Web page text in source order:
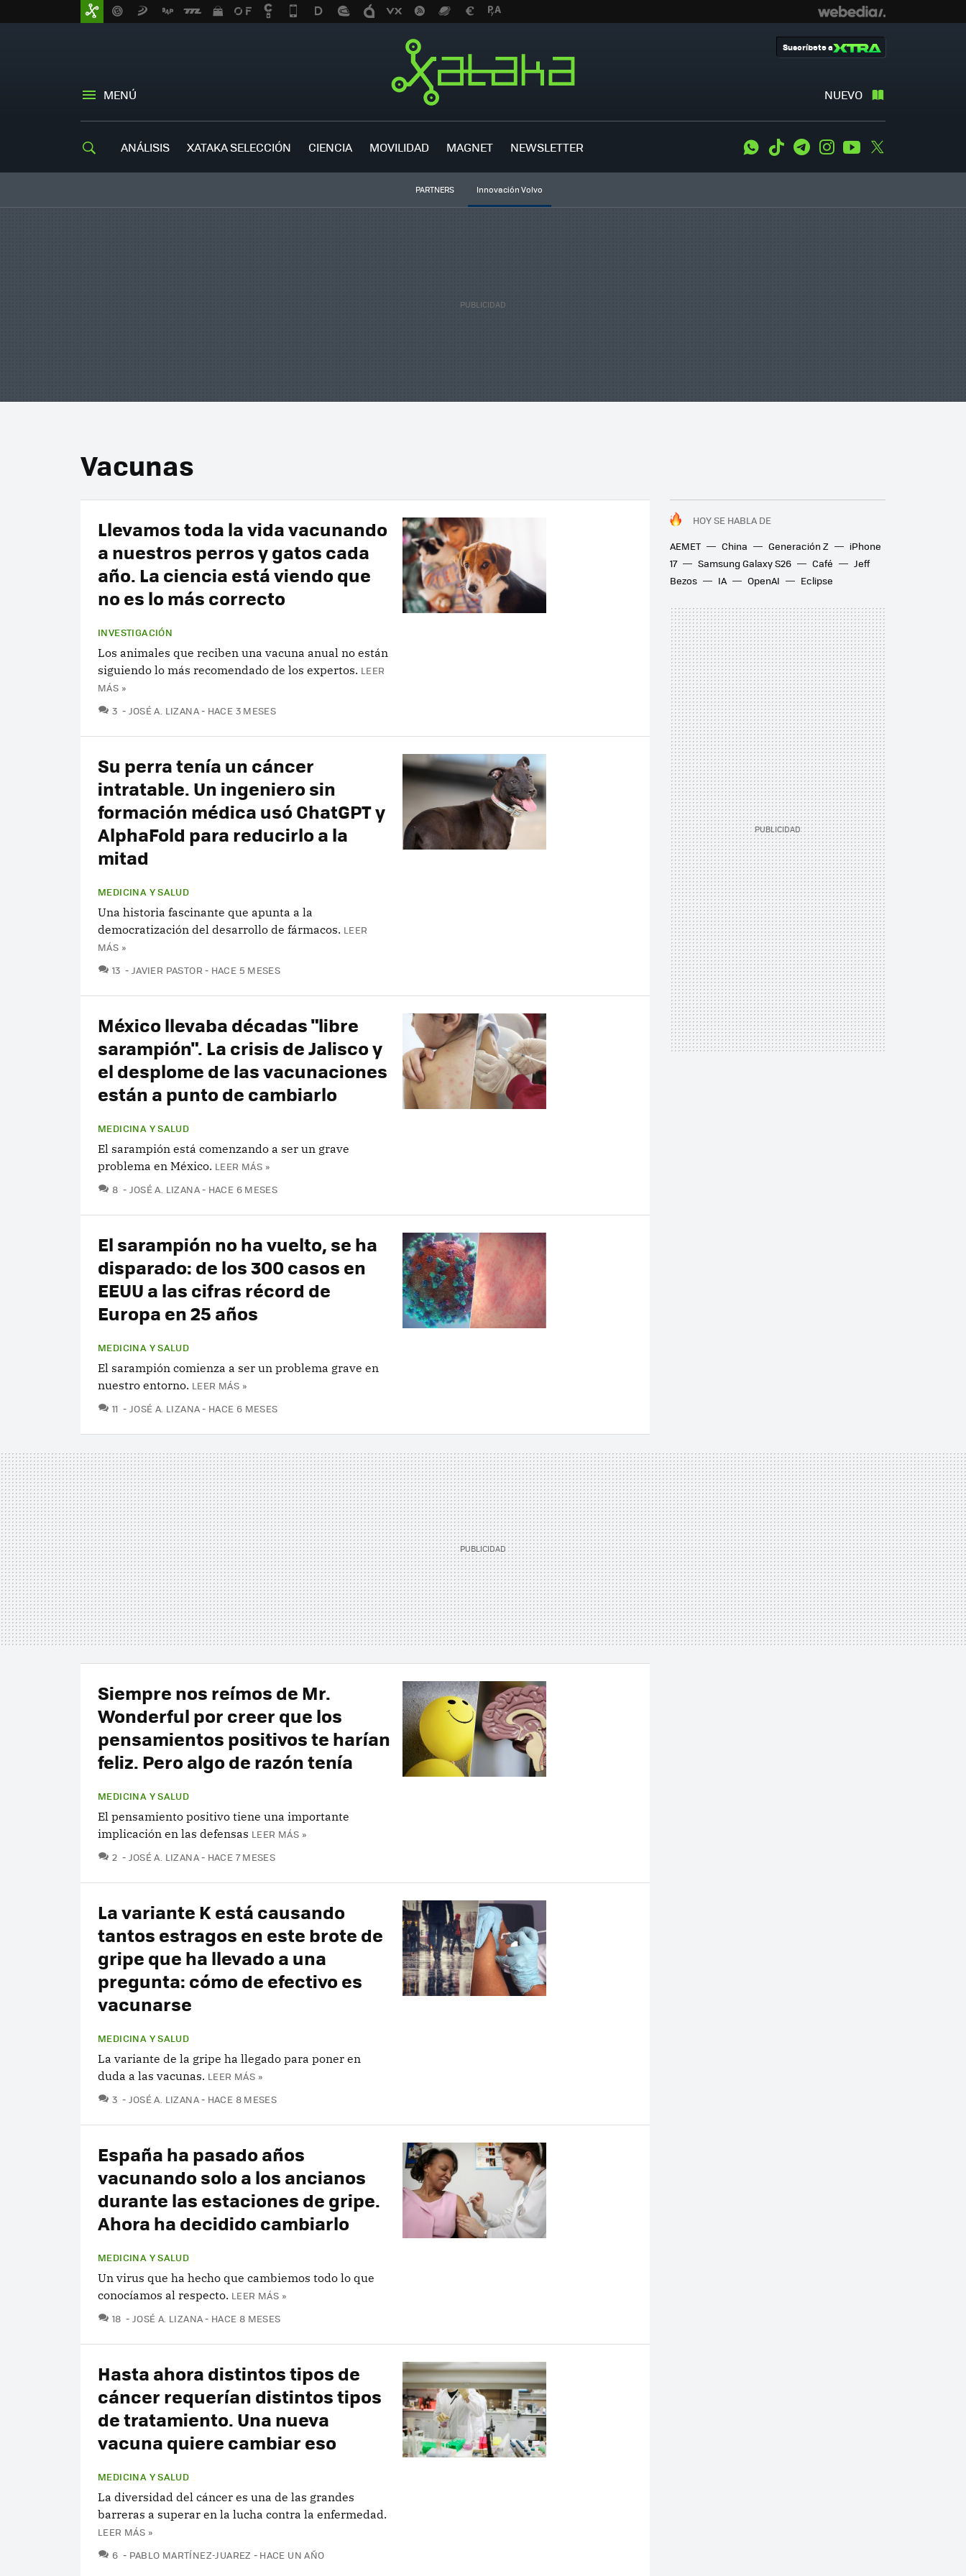
MENÚ NUEVO
Suscríbete a
ANÁLISIS XATAKA SELECCIÓN CIENCIA MOVILIDAD MAGNET NEWSLETTER WhatsApp
Tiktok TelegramInstagramYoutube
PARTNERS Innovación Volvo
Vacunas
HOY SE HABLA DE
AEMET
China Generación Z
iPhone
17
Samsung Galaxy S26 Café
Jeff
Bezos
IA OpenAI Eclipse
Llevamos toda la vida vacunando
a nuestros perros y gatos cada
año. La ciencia está viendo que
no es lo más correcto
INVESTIGACIÓN
Los animales que reciben una vacuna anual no están
siguiendo lo más recomendado de los expertos. LEER
MÁS »
3 COMENTARIOS
JOSÉ A. LIZANA HACE 3 MESES
Su perra tenía un cáncer
intratable. Un ingeniero sin
formación médica usó ChatGPT y
AlphaFold para reducirlo a la
mitad
MEDICINA Y SALUD
Una historia fascinante que apunta a la
democratización del desarrollo de fármacos. LEER
MÁS »
13 COMENTARIOS
JAVIER PASTOR HACE 5 MESES
México llevaba décadas "libre
sarampión". La crisis de Jalisco y
el desplome de las vacunaciones
están a punto de cambiarlo
MEDICINA Y SALUD
El sarampión está comenzando a ser un grave
problema en México. LEER MÁS »
8 COMENTARIOS
JOSÉ A. LIZANA HACE 6 MESES
El sarampión no ha vuelto, se ha
disparado: de los 300 casos en
EEUU a las cifras récord de
Europa en 25 años
MEDICINA Y SALUD
El sarampión comienza a ser un problema grave en
nuestro entorno. LEER MÁS »
11 COMENTARIOS
JOSÉ A. LIZANA HACE 6 MESES
Siempre nos reímos de Mr.
Wonderful por creer que los
pensamientos positivos te harían
feliz. Pero algo de razón tenía
MEDICINA Y SALUD
El pensamiento positivo tiene una importante
implicación en las defensas LEER MÁS »
2 COMENTARIOS
JOSÉ A. LIZANA HACE 7 MESES
La variante K está causando
tantos estragos en este brote de
gripe que ha llevado a una
pregunta: cómo de efectivo es
vacunarse
MEDICINA Y SALUD
La variante de la gripe ha llegado para poner en
duda a las vacunas. LEER MÁS »
3 COMENTARIOS
JOSÉ A. LIZANA HACE 8 MESES
España ha pasado años
vacunando solo a los ancianos
durante las estaciones de gripe.
Ahora ha decidido cambiarlo
MEDICINA Y SALUD
Un virus que ha hecho que cambiemos todo lo que
conocíamos al respecto. LEER MÁS »
18 COMENTARIOS
JOSÉ A. LIZANA HACE 8 MESES
Hasta ahora distintos tipos de
cáncer requerían distintos tipos
de tratamiento. Una nueva
vacuna quiere cambiar eso
MEDICINA Y SALUD
La diversidad del cáncer es una de las grandes
barreras a superar en la lucha contra la enfermedad.
LEER MÁS »
6 COMENTARIOS
PABLO MARTÍNEZ-JUAREZ HACE UN AÑO